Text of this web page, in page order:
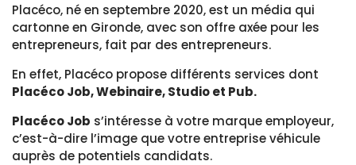
Placéco, né en septembre 2020, est un média qui
cartonne en Gironde, avec son offre axée pour les
entrepreneurs, fait par des entrepreneurs.
En effet, Placéco propose différents services dont
Placéco Job, Webinaire, Studio et Pub.
Placéco Job s’intéresse à votre marque employeur,
c’est-à-dire l’image que votre entreprise véhicule
auprès de potentiels candidats.